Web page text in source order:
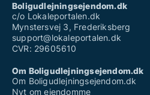
Boligudlejningsejendom.dk
c/o Lokaleportalen.dk
Mynstersvej 3, Frederiksberg
support@lokaleportalen.dk
CVR: 29605610
Om Boligudlejningsejendom.dk
Om Boligudlejningsejendom.dk
Nyt om ejendomme